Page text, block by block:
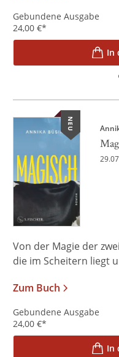
Gebundene Ausgabe
24,00 €*
In
NEU
Von der Magie der
die im Scheitern liegt
Zum Buch
Gebundene Ausgabe
24,00 €*
In